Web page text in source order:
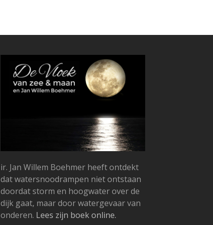
ir. Jan Willem Boehmer heeft ontdekt
dat watersnoodrampen niet ontstaan
doordat storm en hoogwater over de
dijk gaat, maar door watergevaar van
onderen. Lees zijn boek online.